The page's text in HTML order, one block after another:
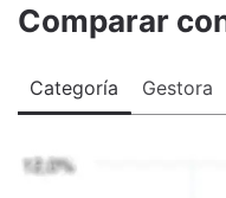
Comparar
Categoría Gestora